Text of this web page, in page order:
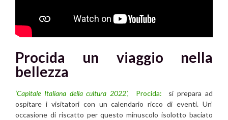
Procida un viaggio nella
bellezza
‘Capitale Italiana della cultura 2022’, Procida:
si prepara ad
ospitare i visitatori con un calendario ricco di eventi. Un’
occasione di riscatto per questo minuscolo isolotto baciato